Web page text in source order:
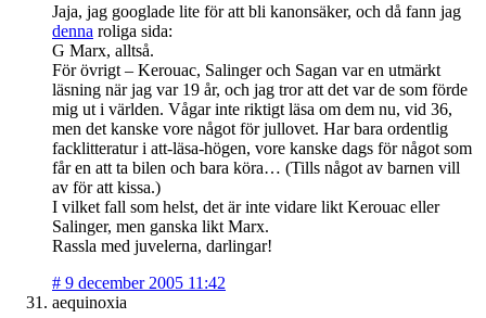
Jaja, jag googlade lite för att bli kanonsäker, och då fann jag
denna roliga sida:
G Marx, alltså.
För övrigt – Kerouac, Salinger och Sagan var en utmärkt
läsning när jag var 19 år, och jag tror att det var de som förde
mig ut i världen. Vågar inte riktigt läsa om dem nu, vid 36,
men det kanske vore något för jullovet. Har bara ordentlig
facklitteratur i att-läsa-högen, vore kanske dags för något som
får en att ta bilen och bara köra… (Tills något av barnen vill
av för att kissa.)
I vilket fall som helst, det är inte vidare likt Kerouac eller
Salinger, men ganska likt Marx.
Rassla med juvelerna, darlingar!
# 9 december 2005 11:42
aequinoxia